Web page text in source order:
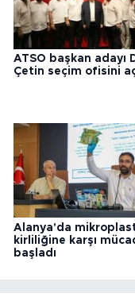
ATSO başkan adayı
Çetin seçim ofisini
Alanya'da
kirliliğine karşı
başladı